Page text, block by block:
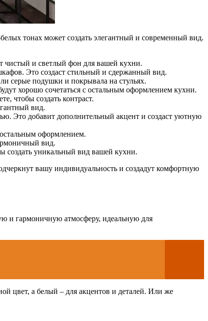
тонах может создать элегантный и современный вид.
чистый и светлый фон для вашей кухни.
Это создаст стильный и сдержанный вид.
серые подушки и покрывала на стульях.
хорошо сочетаться с остальным оформлением кухни.
чтобы создать контраст.
вид.
Это добавит дополнительный акцент и создаст уютную
оформлением.
вид.
создать уникальный вид вашей кухни.
вашу индивидуальность и создадут комфортную
и гармоничную атмосферу, идеальную для
цвет, а белый – для акцентов и деталей. Или же